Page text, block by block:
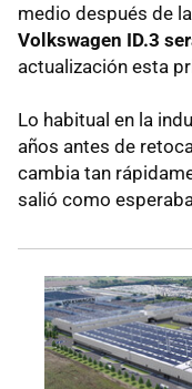
medio después de
Volkswagen ID.3
actualización esta
Lo habitual en la
años antes de
cambia tan
salió como